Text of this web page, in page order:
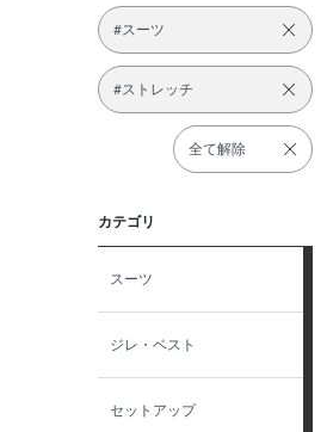
#スーツ
#ストレッチ
全て解除
カテゴリ
スーツ
ジレ・ベスト
セットアップ